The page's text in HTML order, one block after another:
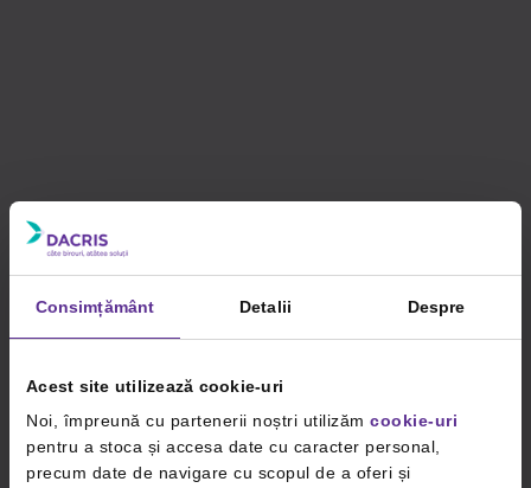
Consimțământ Detalii Despre
Acest site utilizează cookie-uri
Noi, împreună cu partenerii noștri utilizăm cookie-uri
pentru a stoca și accesa date cu caracter personal,
precum date de navigare cu scopul de a oferi și